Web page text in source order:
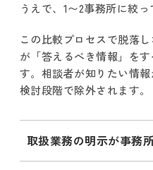
うえで、1〜2事務所に絞っ
この比較プロセスで脱落
が「答えるべき情報」を
す。相談者が知りたい情報
検討段階で除外されます。
取扱業務の明示が事務